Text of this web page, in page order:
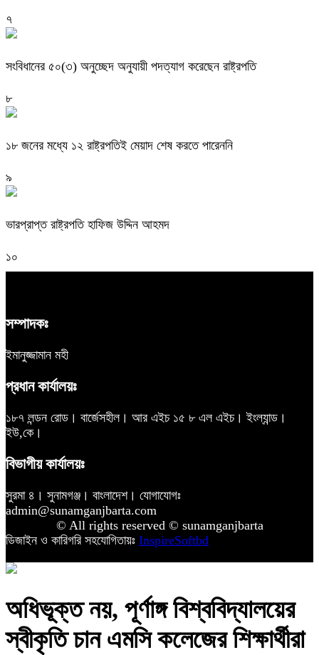
৭
সংবিধানের ৫০(৩) অনুচ্ছেদ অনুযায়ী পদত্যাগ করেছেন রাষ্ট্রপতি
৮
১৮ জনের মধ্যে ১২ রাষ্ট্রপতিই মেয়াদ শেষ করতে পারেননি
৯
ভারপ্রাপ্ত রাষ্ট্রপতি হাফিজ উদ্দিন আহমদ
১০
সম্পাদকঃ
ইমানুজ্জামান মহী
প্রধান কার্যালয়ঃ
১৮৭ লন্ডন রোড। বার্জেসহীল। আর এইচ ১৫ ৮ এল এইচ। ইংল্যান্ড।
ইউ,কে।
বিভাগীয় কার্যালয়ঃ
সুরমা ৪। সুনামগঞ্জ। বাংলাদেশ। যোগাযোগঃ
admin@sunamganjbarta.com
© All rights reserved © sunamganjbarta
ডিজাইন ও কারিগরি সহযোগিতায়ঃ InspireSoftbd
অধিভূক্ত নয়, পূর্ণাঙ্গ বিশ্ববিদ্যালয়ের
স্বীকৃতি চান এমসি কলেজের শিক্ষার্থীরা